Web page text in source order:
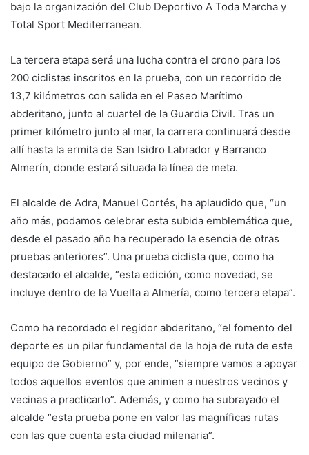
bajo la organización del Club Deportivo A Toda Marcha y
Total Sport Mediterranean.
La tercera etapa será una lucha contra el crono para los
200 ciclistas inscritos en la prueba, con un recorrido de
13,7 kilómetros con salida en el Paseo Marítimo
abderitano, junto al cuartel de la Guardia Civil. Tras un
primer kilómetro junto al mar, la carrera continuará desde
allí hasta la ermita de San Isidro Labrador y Barranco
Almerín, donde estará situada la línea de meta.
El alcalde de Adra, Manuel Cortés, ha aplaudido que, “un
año más, podamos celebrar esta subida emblemática que,
desde el pasado año ha recuperado la esencia de otras
pruebas anteriores”. Una prueba ciclista que, como ha
destacado el alcalde, “esta edición, como novedad, se
incluye dentro de la Vuelta a Almería, como tercera etapa”.
Como ha recordado el regidor abderitano, “el fomento del
deporte es un pilar fundamental de la hoja de ruta de este
equipo de Gobierno” y, por ende, “siempre vamos a apoyar
todos aquellos eventos que animen a nuestros vecinos y
vecinas a practicarlo”. Además, y como ha subrayado el
alcalde “esta prueba pone en valor las magníficas rutas
con las que cuenta esta ciudad milenaria”.